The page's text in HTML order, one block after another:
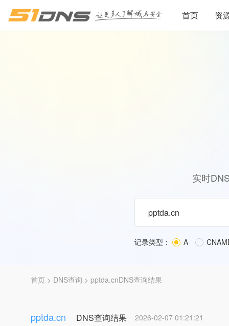
首页 资
实时
记录类型： A
首页 > DNS查询 > pptda.cnDNS查询结果
pptda.cn DNS查询结果 2026-02-07 01:21:21